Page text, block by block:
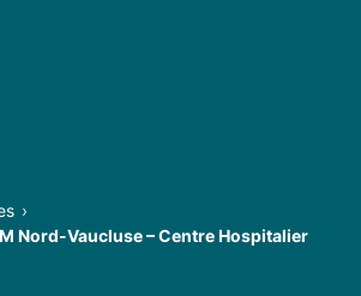
Nord-Vaucluse – Centre Hospitalier